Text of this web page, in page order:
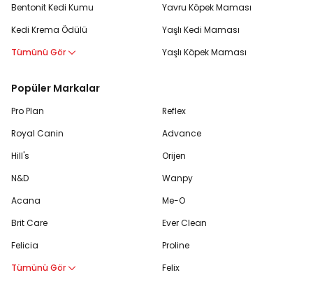
Bentonit Kedi Kumu
Kedi Krema Ödülü
Tümünü Gör
Yavru Köpek Maması
Yaşlı Kedi Maması
Yaşlı Köpek Maması
Popüler Markalar
Pro Plan
Royal Canin
Hill's
N&D
Acana
Brit Care
Felicia
Tümünü Gör
Reflex
Advance
Orijen
Wanpy
Me-O
Ever Clean
Proline
Felix